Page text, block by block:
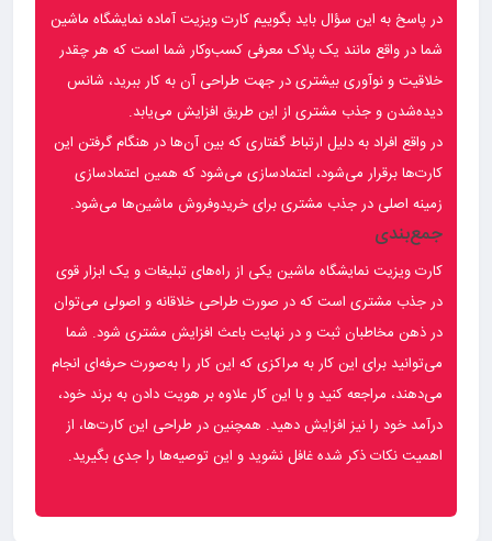
در پاسخ به این سؤال باید بگوییم کارت ویزیت آماده نمایشگاه ماشین
شما در واقع مانند یک پلاک معرفی کسب‌وکار شما است که هر چقدر
خلاقیت و نوآوری بیشتری در جهت طراحی آن به کار ببرید، شانس
دیده‌شدن و جذب مشتری از این طریق افزایش می‌یابد.
در واقع افراد به دلیل ارتباط گفتاری که بین آن‌ها در هنگام گرفتن این
کارت‌ها برقرار می‌شود، اعتمادسازی می‌شود که همین اعتمادسازی
زمینه اصلی در جذب مشتری برای خریدوفروش ماشین‌ها می‌شود.
جمع‌بندی
کارت ویزیت نمایشگاه ماشین یکی از راه‌های تبلیغات و یک ابزار قوی
در جذب مشتری است که در صورت طراحی خلاقانه و اصولی می‌توان
در ذهن مخاطبان ثبت و در نهایت باعث افزایش مشتری شود. شما
می‌توانید برای این کار به مراکزی که این کار را به‌صورت حرفه‌ای انجام
می‌دهند، مراجعه کنید و با این کار علاوه بر هویت دادن به برند خود،
درآمد خود را نیز افزایش دهید. همچنین در طراحی این کارت‌ها، از
اهمیت نکات ذکر شده غافل نشوید و این توصیه‌ها را جدی بگیرید.